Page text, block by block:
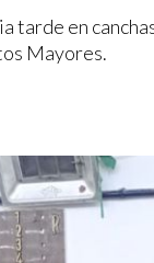
tarde en
Mayores.